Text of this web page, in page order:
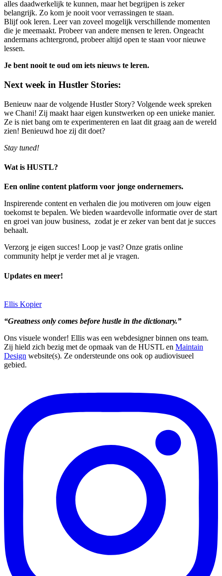
alles daadwerkelijk te kunnen, maar het begrijpen is zeker
belangrijk. Zo kom je nooit voor verrassingen te staan.
Blijf ook leren. Leer van zoveel mogelijk verschillende momenten
die je meemaakt. Probeer van andere mensen te leren. Ongeacht
andermans achtergrond, probeer altijd open te staan voor nieuwe
lessen.
Je bent nooit te oud om iets nieuws te leren.
Next week in Hustler Stories:
Benieuw naar de volgende Hustler Story? Volgende week spreken
we Chani! Zij maakt haar eigen kunstwerken op een unieke manier.
Ze is niet bang om te experimenteren en laat dit graag aan de wereld
zien! Benieuwd hoe zij dit doet?
Stay tuned!
Wat is HUSTL?
Een online content platform voor jonge ondernemers.
Inspirerende content en verhalen die jou motiveren om jouw eigen
toekomst te bepalen. We bieden waardevolle informatie over de start
en groei van jouw business, zodat je er zeker van bent dat je succes
behaalt.
Verzorg je eigen succes! Loop je vast? Onze gratis online
community helpt je verder met al je vragen.
Updates en meer!
Ellis Kopier
“Greatness only comes before hustle in the dictionary.”
Ons visuele wonder! Ellis was een webdesigner binnen ons team.
Zij hield zich bezig met de opmaak van de HUSTL en Maintain
Design website(s). Ze ondersteunde ons ook op audiovisueel
gebied.